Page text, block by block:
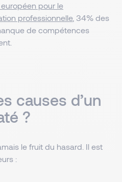
pour le
professionnelle, 34% des
de compétences
causes d’un
?
le fruit du hasard. Il est
: